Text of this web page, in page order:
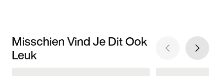
Misschien Vind Je Dit Ook
Leuk